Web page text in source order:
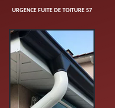
URGENCE FUITE DE TOITURE 57